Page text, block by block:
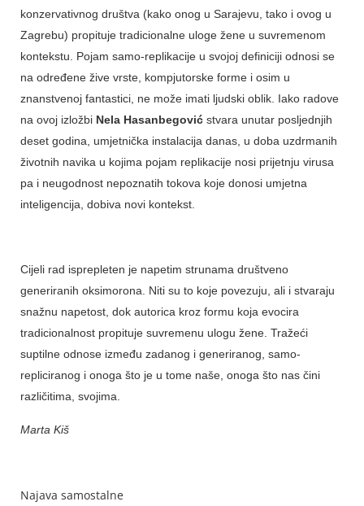
konzervativnog društva (kako onog u Sarajevu, tako i ovog u
Zagrebu) propituje tradicionalne uloge žene u suvremenom
kontekstu. Pojam samo-replikacije u svojoj definiciji odnosi se
na određene žive vrste, kompjutorske forme i osim u
znanstvenoj fantastici, ne može imati ljudski oblik. Iako radove
na ovoj izložbi Nela Hasanbegović stvara unutar posljednjih
deset godina, umjetnička instalacija danas, u doba uzdrmanih
životnih navika u kojima pojam replikacije nosi prijetnju virusa
pa i neugodnost nepoznatih tokova koje donosi umjetna
inteligencija, dobiva novi kontekst.
Cijeli rad isprepleten je napetim strunama društveno
generiranih oksimorona. Niti su to koje povezuju, ali i stvaraju
snažnu napetost, dok autorica kroz formu koja evocira
tradicionalnost propituje suvremenu ulogu žene. Tražeći
suptilne odnose između zadanog i generiranog, samo-
repliciranog i onoga što je u tome naše, onoga što nas čini
različitima, svojima.
Marta Kiš
Najava samostalne